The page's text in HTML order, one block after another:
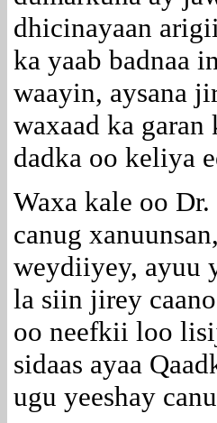
dhicinayaan
ka yaab badnaa
waayin, aysana
waxaad ka
dadka oo keliya
Waxa kale oo
canug
weydiiyey, ayuu
la siin jirey
oo neefkii loo
sidaas ayaa
ugu yeeshay